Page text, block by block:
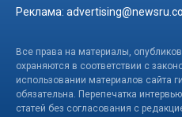
Реклама:
Все права на материалы,
охраняются в соответствии с
использовании материалов сайта
обязательна. Перепечатка
статей без согласования с